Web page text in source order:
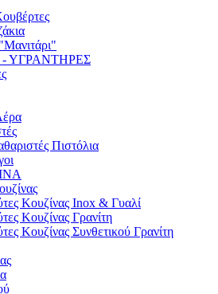
ΥΓΡΑΝΤΗΡΕΣ
Πιστόλια
Κουζίνας Inox & Γυαλί
Κουζίνας Γρανίτη
Κουζίνας Συνθετικού Γρανίτη